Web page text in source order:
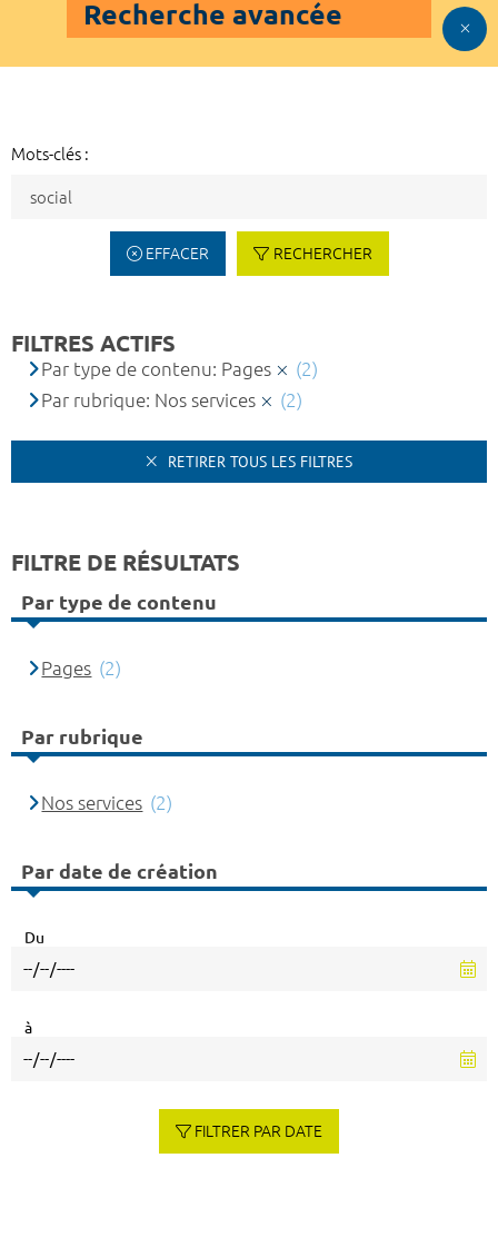
Recherche avancée
Mots-clés :
EFFACER RECHERCHER
FILTRES ACTIFS
Par type de contenu: Pages
(2)
Par rubrique: Nos services
(2)
RETIRER TOUS LES FILTRES
FILTRE DE RÉSULTATS
Par type de contenu
Pages (2)
Par rubrique
Nos services (2)
Par date de création
Du
à
FILTRER PAR DATE